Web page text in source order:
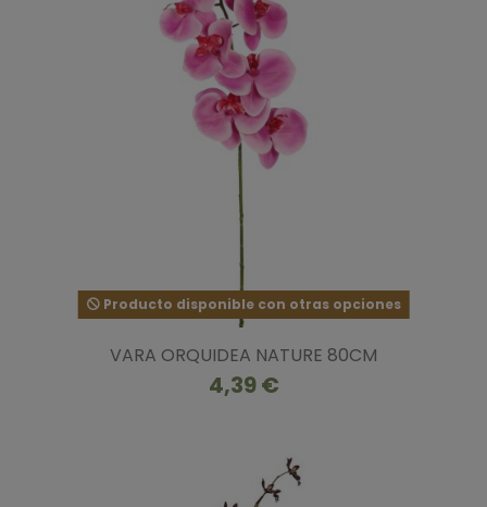
Producto disponible con otras opciones
VARA ORQUIDEA NATURE 80CM
4,39 €